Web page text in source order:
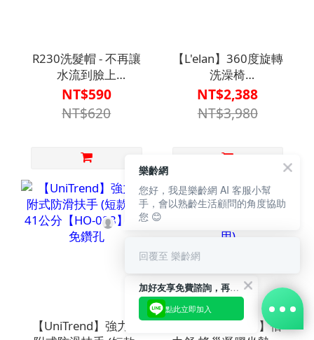
R230洗髮帽 - 不再讓
水流到臉上
【R1BT6607SIL0000】
NT$590
NT$620
【L'elan】360度旋轉
洗澡椅
【R1BT6439LGN0000】
適合狹小浴室/身材嬌
小者
NT$2,388
NT$3,980
【UniTrend】強力吸
【BALANCE ON】倍
加好友享免費諮詢，再領50元現金折扣碼！
點此立即加入
樂齡網
您好，我是樂齡網 AI 客服小幫
手，會以熟齡生活顧問的角度協助
您 😊
回覆至 樂齡網